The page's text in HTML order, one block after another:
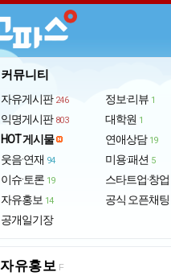
커뮤니티
자유게시판 246
익명게시판 803
HOT 게시물
웃음·연재 94
이슈·토론 19
자유홍보 14
공개일기장
정보·리뷰 1
대학원 1
연애상담 19
미용·패션 5
스타트업·창업
공식 오픈채팅
자유홍보 F